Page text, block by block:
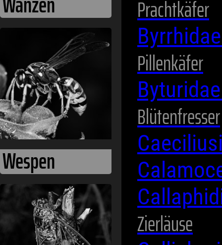
Wespen
Zikaden
Prachtkäfer
Pillenkäfer
Blütenfresser
Zierläuse